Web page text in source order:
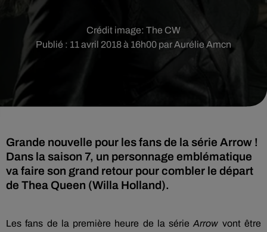
Publié : 11 avril 2018 à 16h00 par Aurélie Amcn
Crédit image: The CW
Grande nouvelle pour les fans de la série Arrow !
Dans la saison 7, un personnage emblématique
va faire son grand retour pour combler le départ
de Thea Queen (Willa Holland).
Les fans de la première heure de la série Arrow vont être